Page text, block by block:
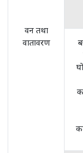
वन तथा
वातावरण